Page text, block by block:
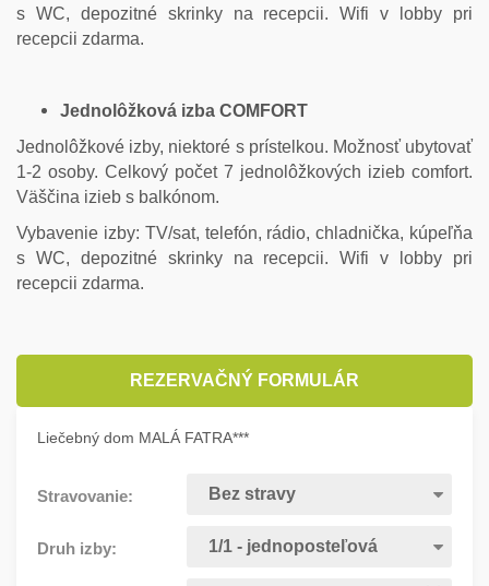
s WC, depozitné skrinky na recepcii. Wifi v lobby pri
recepcii zdarma.
Jednolôžková izba COMFORT
Jednolôžkové izby, niektoré s prístelkou. Možnosť ubytovať
1-2 osoby. Celkový počet 7 jednolôžkových izieb comfort.
Väščina izieb s balkónom.
Vybavenie izby: TV/sat, telefón, rádio, chladnička, kúpeľňa
s WC, depozitné skrinky na recepcii. Wifi v lobby pri
recepcii zdarma.
REZERVAČNÝ FORMULÁR
Liečebný dom MALÁ FATRA***
Stravovanie:
Druh izby: